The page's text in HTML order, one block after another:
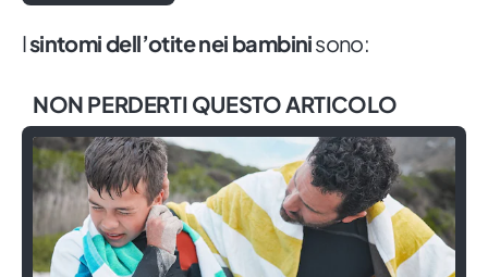
Isintomi dell’otite nei bambinisono:
NON PERDERTI QUESTO ARTICOLO